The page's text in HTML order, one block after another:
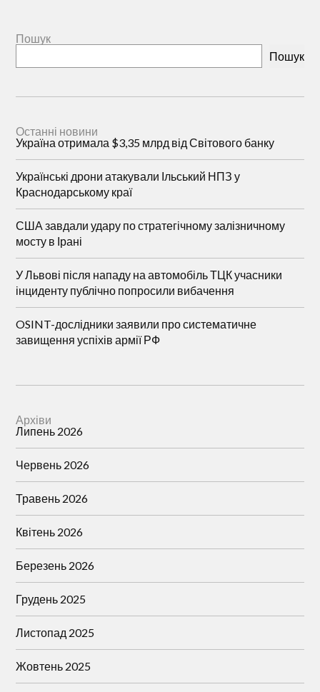
Пошук
Пошук
Останні новини
Україна отримала $3,35 млрд від Світового банку
Українські дрони атакували Ільський НПЗ у
Краснодарському краї
США завдали удару по стратегічному залізничному
мосту в Ірані
У Львові після нападу на автомобіль ТЦК учасники
інциденту публічно попросили вибачення
OSINT-дослідники заявили про систематичне
завищення успіхів армії РФ
Архіви
Липень 2026
Червень 2026
Травень 2026
Квітень 2026
Березень 2026
Грудень 2025
Листопад 2025
Жовтень 2025